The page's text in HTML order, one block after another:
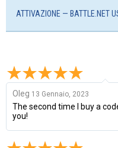
ATTIVAZIONE — BATTLE.NET
Oleg 13 Gennaio, 2023
The second time I buy a
you!